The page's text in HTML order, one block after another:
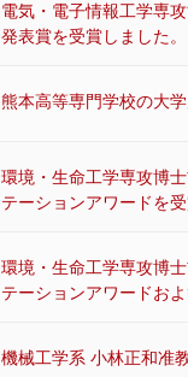
電気・電子情報工学専
発表賞を受賞しました。
熊本高等専門学校の大
環境・生命工学専攻博
テーションアワードを受
環境・生命工学専攻博
テーションアワードお
機械工学系 小林正和准